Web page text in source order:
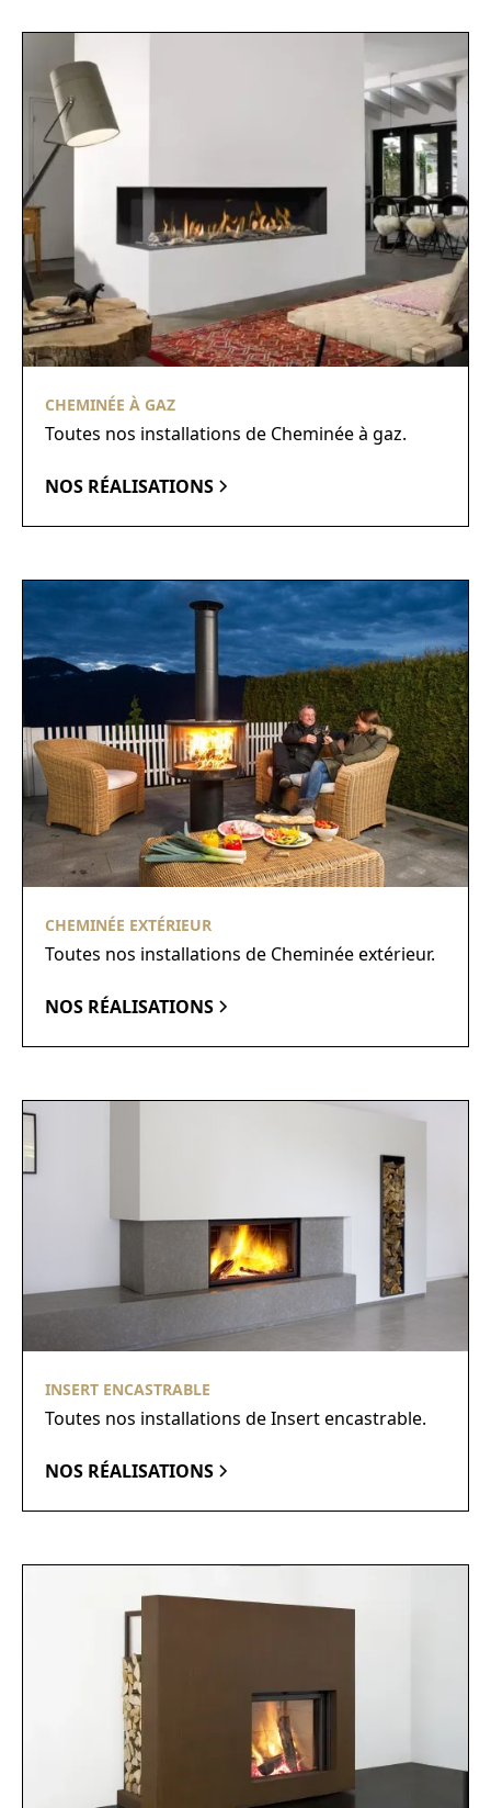
CHEMINÉE À GAZ
Toutes nos installations de Cheminée à gaz.
NOS RÉALISATIONS
CHEMINÉE EXTÉRIEUR
Toutes nos installations de Cheminée extérieur.
NOS RÉALISATIONS
INSERT ENCASTRABLE
Toutes nos installations de Insert encastrable.
NOS RÉALISATIONS